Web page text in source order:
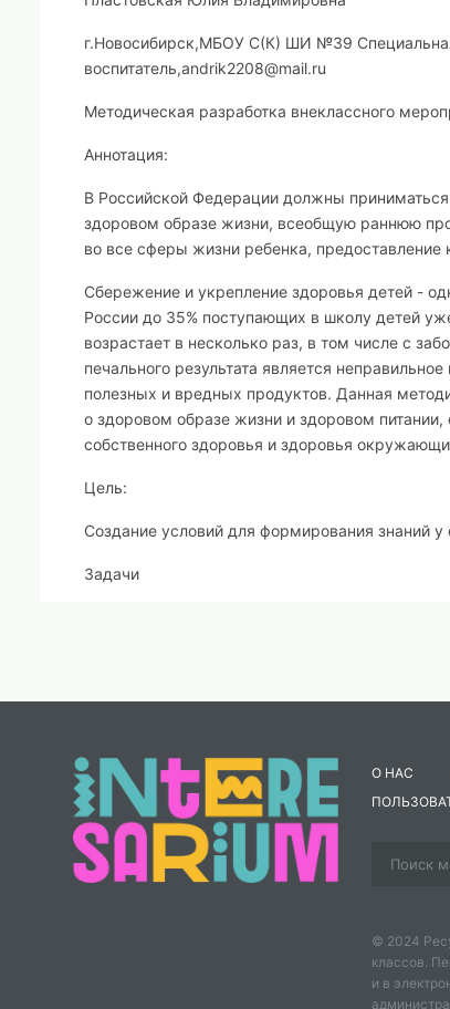
г.Новосибирск,МБОУ С(К) ШИ №39 Специальная
воспитатель,andrik2208@mail.ru
Методическая разработка внеклассного
Аннотация:
В Российской Федерации должны
здоровом образе жизни, всеобщую раннюю
во все сферы жизни ребенка,
Сбережение и укрепление здоровья детей -
России до 35% поступающих в школу детей
возрастает в несколько раз, в том числе с
печального результата является
полезных и вредных продуктов. Данная
о здоровом образе жизни и здоровом
собственного здоровья и здоровья
Цель:
Создание условий для формирования знаний
Задачи
Формировать умение самостоятельно следить
Воспитывающие:
Воспитывать умение работать в группах, парах;
Воспитывать чувство товарищества,
Продолжить развитие воображения, памяти,
Продолжить развитие умения делать выводы,
О НАС
© 2024
классов.
и в